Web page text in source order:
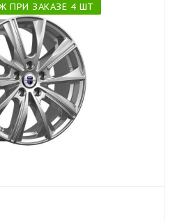
ПРИ ЗАКАЗЕ 4 ШТ